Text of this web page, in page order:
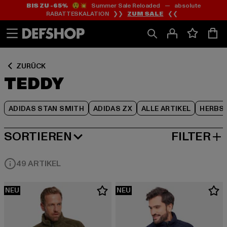
Zum
Inhalt
springen
Zum
Fußzeile
springen
BIS ZU -65%😲💥 Summer Sale Reloaded — absolute
RABATTESKALATION ❯❯ ZUM SALE ❮❮
ZURÜCK
TEDDY
ADIDAS STAN SMITH ADIDAS ZX ALLE ARTIKEL
Zum
Produktraster
springen
SORTIEREN
BELIEBTESTE FILTER
49 ARTIKEL
NEU NEU